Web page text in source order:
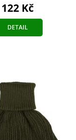
122 Kč
DETAIL